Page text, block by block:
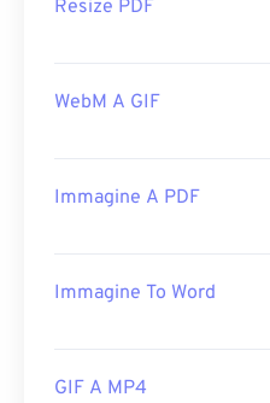
Resize PDF
WebM A GIF
Immagine A PDF
Immagine To Word
GIF A MP4